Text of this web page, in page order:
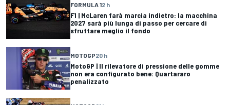
FORMULA 12 h
F1 | McLaren farà marcia indietro: la macchina
2027 sarà più lunga di passo per cercare di
sfruttare meglio il fondo
MOTOGP20 h
MotoGP | Il rilevatore di pressione delle gomme
non era configurato bene: Quartararo
penalizzato